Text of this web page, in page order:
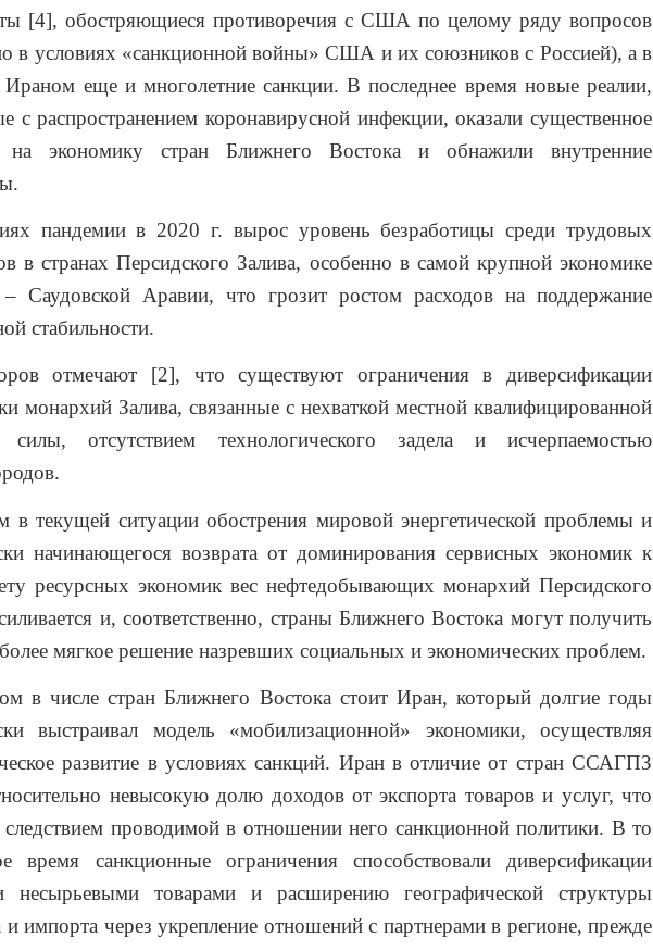
[4], обостряющиеся противоречия с США по целому ряду вопросов
в условиях «санкционной войны» США и их союзников с Россией), а в
Ираном еще и многолетние санкции. В последнее время новые реалии,
с распространением коронавирусной инфекции, оказали существенное
на экономику стран Ближнего Востока и обнажили внутренние
пандемии в 2020 г. вырос уровень безработицы среди трудовых
в странах Персидского Залива, особенно в самой крупной экономике
– Саудовской Аравии, что грозит ростом расходов на поддержание
стабильности.
отмечают [2], что существуют ограничения в диверсификации
монархий Залива, связанные с нехваткой местной квалифицированной
силы, отсутствием технологического задела и исчерпаемостью
в текущей ситуации обострения мировой энергетической проблемы и
начинающегося возврата от доминирования сервисных экономик к
ресурсных экономик вес нефтедобывающих монархий Персидского
и, соответственно, страны Ближнего Востока могут получить
мягкое решение назревших социальных и экономических проблем.
в числе стран Ближнего Востока стоит Иран, который долгие годы
выстраивал модель «мобилизационной» экономики, осуществляя
развитие в условиях санкций. Иран в отличие от стран ССАГПЗ
невысокую долю доходов от экспорта товаров и услуг, что
следствием проводимой в отношении него санкционной политики. В то
время санкционные ограничения способствовали диверсификации
несырьевыми товарами и расширению географической структуры
и импорта через укрепление отношений с партнерами в регионе, прежде